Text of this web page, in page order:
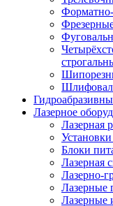
Лазерное
Лазерная
Блоки
Лазерная
Лазерно-
Лазерные
Лазерные